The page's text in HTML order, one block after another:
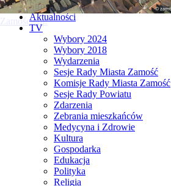
Strona główna
Aktualności
TV
Wybory 2024
Wybory 2018
Wydarzenia
Sesje Rady Miasta Zamość
Komisje Rady Miasta Zamość
Sesje Rady Powiatu
Zdarzenia
Zebrania mieszkańców
Medycyna i Zdrowie
Kultura
Gospodarka
Edukacja
Polityka
Religia
Zamościem!